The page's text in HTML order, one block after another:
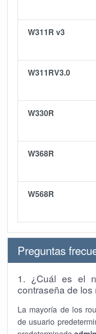
W311R v3
W311RV3.0
W330R
W368R
W568R
Preguntas
1. ¿Cuál es el
contraseña de los
La mayoría de los
de usuario